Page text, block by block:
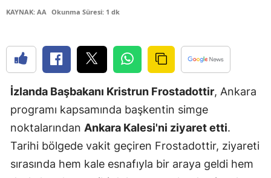
Eskişehir
Gümüşhane
Hakkari
KAYNAK: AA Okunma Süresi: 1 dk
İzlanda Başbakanı Kristrun Frostadottir, Ankara
programı kapsamında başkentin simge
noktalarından Ankara Kalesi'ni ziyaret etti.
Tarihi bölgede vakit geçiren Frostadottir, ziyareti
sırasında hem kale esnafıyla bir araya geldi hem